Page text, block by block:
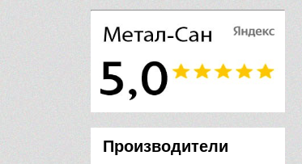
Производители